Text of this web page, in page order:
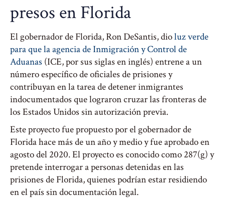
presos en Florida
El gobernador de Florida, Ron DeSantis, dioluz verde
para que la agencia de Inmigración y Control de
Aduanas (ICE, por sus siglas en inglés) entrene a un
número específico de oficiales de prisiones y
contribuyan en la tarea de detener inmigrantes
indocumentados que lograron cruzar las fronteras de
los Estados Unidos sin autorización previa.
Este proyecto fue propuesto por el gobernador de
Florida hace más de un año y medio y fue aprobado en
agosto del 2020. El proyecto es conocido como 287(g) y
pretende interrogar a personas detenidas en las
prisiones de Florida, quienes podrían estar residiendo
en el país sin documentación legal.